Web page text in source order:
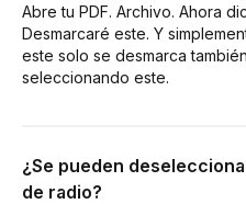
Abre tu PDF. Archivo. Ahora
Desmarcaré este. Y
este solo se desmarca
seleccionando este.
¿Se pueden
de radio?